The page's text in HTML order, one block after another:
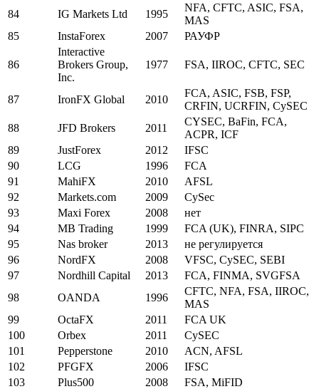
84
IG Markets Ltd 1995
NFA, CFTC, ASIC, FSA,
MAS
85
InstaForex 2007 РАУФР
86
Interactive
Brokers Group,
Inc.
1977 FSA, IIROC, CFTC, SEC
87 IronFX Global 2010
FCA, ASIC, FSB, FSP,
CRFIN, UCRFIN, CySEC
88
JFD Brokers 2011
CYSEC, BaFin, FCA,
ACPR, ICF
89
JustForex 2012
IFSC
90
LCG 1996
FCA
91
MahiFX 2010
AFSL
92
Markets.com 2009
CySec
93
Maxi Forex 2008
нет
94
MB Trading 1999
FCA (UK), FINRA, SIPC
95
Nas broker 2013
не регулируется
96
NordFX 2008
VFSC, CySEC, SEBI
97
Nordhill Capital 2013
FCA, FINMA, SVGFSA
98
OANDA 1996
CFTC, NFA, FSA, IIROC,
MAS
99
OctaFX 2011
FCA UK
100
Orbex 2011
CySEC
101
Pepperstone 2010
ACN, AFSL
102
PFGFX 2006
IFSC
103
Plus500 2008
FSA, MiFID